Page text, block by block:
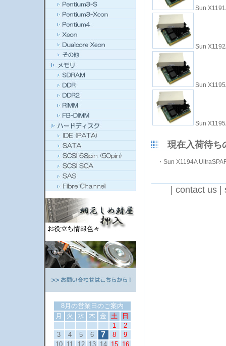
8月の営業日のご案内
月
火 水 木 金 土
日
1
2
3
4 5 6 7 8
9
10
11 12 13 14 15 16
Sun
Sun
Sun
Sun
現在入荷待ち
・ Sun X1194A
|contact us |